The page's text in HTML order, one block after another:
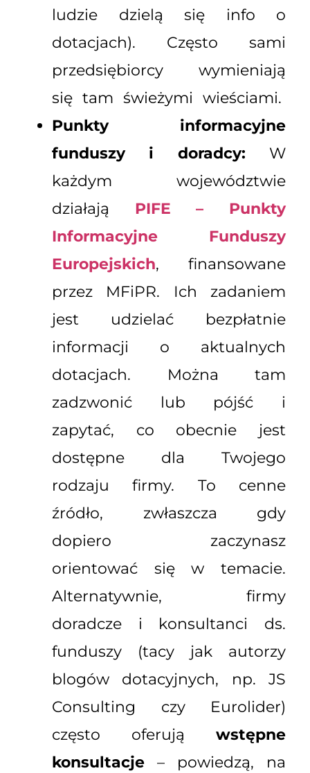
ludzie dzielą się info o
dotacjach). Często sami
przedsiębiorcy wymieniają
się tam świeżymi wieściami.
Punkty informacyjne
funduszy i doradcy: W
każdym województwie
działają
PIFE – Punkty
Informacyjne Funduszy
Europejskich, finansowane
przez MFiPR. Ich zadaniem
jest udzielać bezpłatnie
informacji o aktualnych
dotacjach. Można tam
zadzwonić lub pójść i
zapytać, co obecnie jest
dostępne dla Twojego
rodzaju firmy. To cenne
źródło, zwłaszcza gdy
dopiero zaczynasz
orientować się w temacie.
Alternatywnie, firmy
doradcze i konsultanci ds.
funduszy (tacy jak autorzy
blogów dotacyjnych, np. JS
Consulting czy Eurolider)
często oferują wstępne
konsultacje – powiedzą, na